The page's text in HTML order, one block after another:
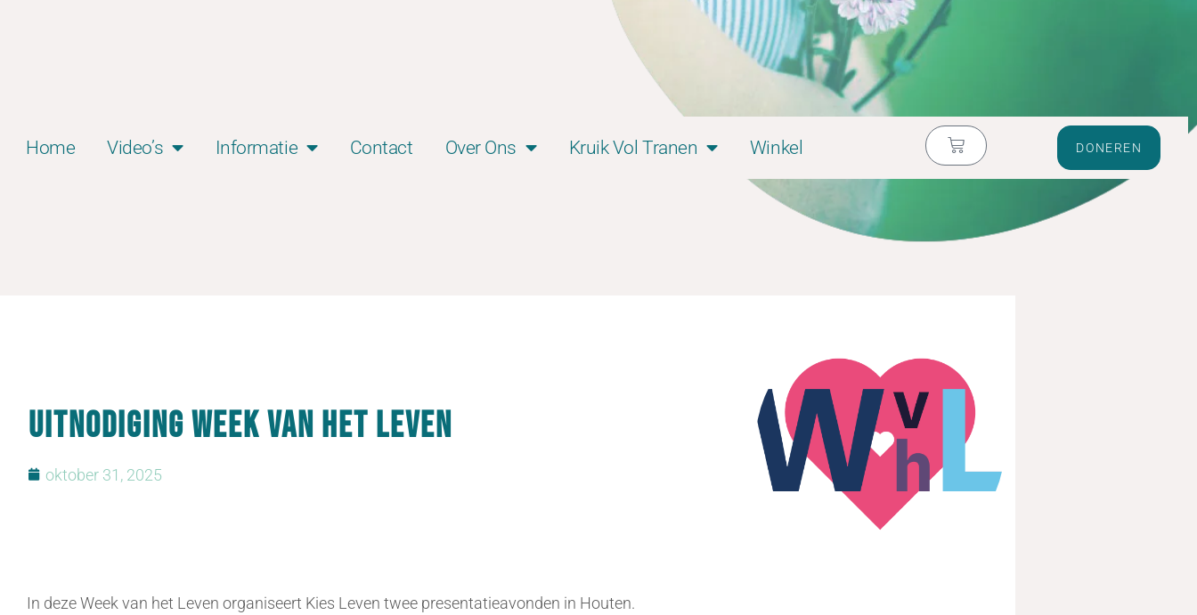
Home Video’s Informatie Contact Over Ons Kruik Vol Tranen Winkel DONEREN
UITNODIGING Week van het Leven
oktober 31, 2025
In deze Week van het Leven organiseert Kies Leven twee presentatieavonden in Houten.